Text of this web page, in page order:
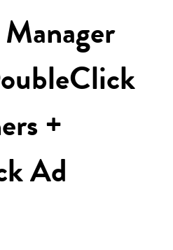
+
Ad